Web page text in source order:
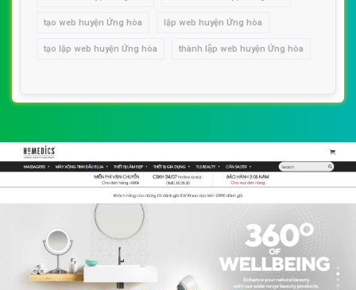
tạo web huyện Ứng hòa lập web huyện Ứng hòa
tạo lập web huyện Ứng hòa thành lập web huyện Ứng hòa